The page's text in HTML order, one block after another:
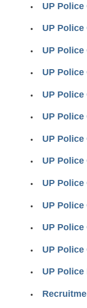
UP Police
UP Police
UP Police
UP Police
UP Police
UP Police
UP Police
UP Police
UP Police
UP Police
UP Police
UP Police
UP